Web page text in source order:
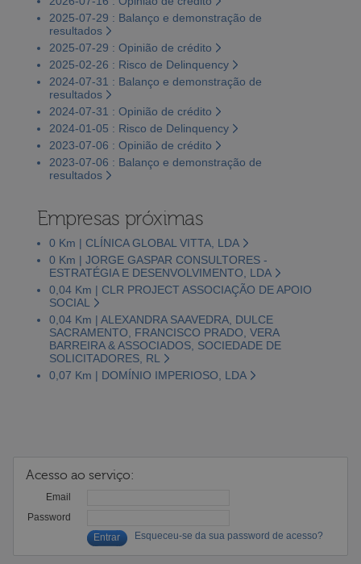
2025-07-29 : Balanço e demonstração de
resultados
2025-07-29 : Opinião de crédito
2025-02-26 : Risco de Delinquency
2024-07-31 : Balanço e demonstração de
resultados
2024-07-31 : Opinião de crédito
2024-01-05 : Risco de Delinquency
2023-07-06 : Opinião de crédito
2023-07-06 : Balanço e demonstração de
resultados
Empresas próximas
0 Km | CLÍNICA GLOBAL VITTA, LDA
0 Km | JORGE GASPAR CONSULTORES -
ESTRATÉGIA E DESENVOLVIMENTO, LDA
0,04 Km | CLR PROJECT ASSOCIAÇÃO DE APOIO
SOCIAL
0,04 Km | ALEXANDRA SAAVEDRA, DULCE
SACRAMENTO, FRANCISCO PRADO, VERA
BARREIRA & ASSOCIADOS, SOCIEDADE DE
SOLICITADORES, RL
0,07 Km | DOMÍNIO IMPERIOSO, LDA
Acesso ao serviço:
Email
Password
Esqueceu-se da sua password de acesso?